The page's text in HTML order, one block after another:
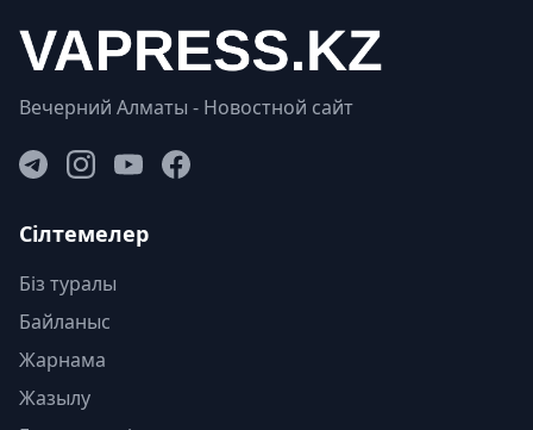
Вечерний Алматы - Новостной сайт
Сілтемелер
Біз туралы
Байланыс
Жарнама
Жазылу